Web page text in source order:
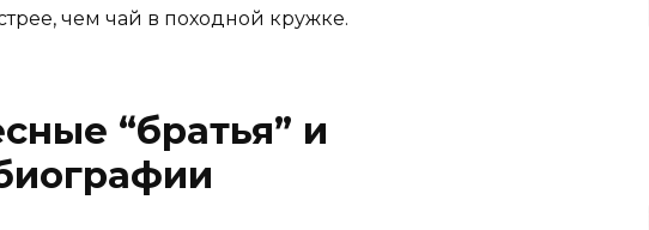
чем чай в походной кружке.
“братья” и